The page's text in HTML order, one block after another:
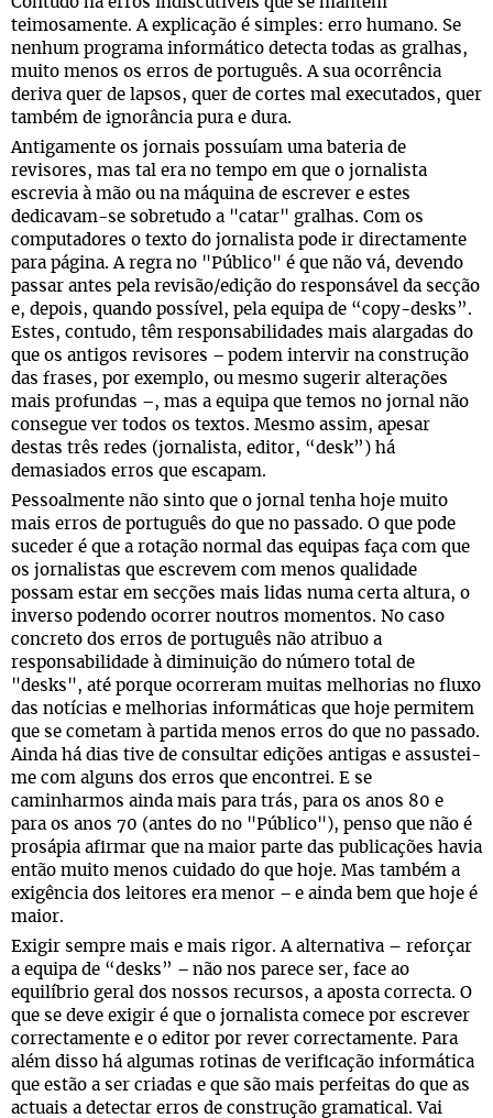
teimosamente. A explicação é simples: erro humano. Se
nenhum programa informático detecta todas as gralhas,
muito menos os erros de português. A sua ocorrência
deriva quer de lapsos, quer de cortes mal executados, quer
também de ignorância pura e dura.
Antigamente os jornais possuíam uma bateria de
revisores, mas tal era no tempo em que o jornalista
escrevia à mão ou na máquina de escrever e estes
dedicavam-se sobretudo a "catar" gralhas. Com os
computadores o texto do jornalista pode ir directamente
para página. A regra no "Público" é que não vá, devendo
passar antes pela revisão/edição do responsável da secção
e, depois, quando possível, pela equipa de “copy-desks”.
Estes, contudo, têm responsabilidades mais alargadas do
que os antigos revisores – podem intervir na construção
das frases, por exemplo, ou mesmo sugerir alterações
mais profundas –, mas a equipa que temos no jornal não
consegue ver todos os textos. Mesmo assim, apesar
destas três redes (jornalista, editor, “desk”) há
demasiados erros que escapam.
Pessoalmente não sinto que o jornal tenha hoje muito
mais erros de português do que no passado. O que pode
suceder é que a rotação normal das equipas faça com que
os jornalistas que escrevem com menos qualidade
possam estar em secções mais lidas numa certa altura, o
inverso podendo ocorrer noutros momentos. No caso
concreto dos erros de português não atribuo a
responsabilidade à diminuição do número total de
"desks", até porque ocorreram muitas melhorias no fluxo
das notícias e melhorias informáticas que hoje permitem
que se cometam à partida menos erros do que no passado.
Ainda há dias tive de consultar edições antigas e assustei-
me com alguns dos erros que encontrei. E se
caminharmos ainda mais para trás, para os anos 80 e
para os anos 70 (antes do no "Público"), penso que não é
prosápia afirmar que na maior parte das publicações havia
então muito menos cuidado do que hoje. Mas também a
exigência dos leitores era menor – e ainda bem que hoje é
maior.
Exigir sempre mais e mais rigor. A alternativa – reforçar
a equipa de “desks” – não nos parece ser, face ao
equilíbrio geral dos nossos recursos, a aposta correcta. O
que se deve exigir é que o jornalista comece por escrever
correctamente e o editor por rever correctamente. Para
além disso há algumas rotinas de verificação informática
que estão a ser criadas e que são mais perfeitas do que as
actuais a detectar erros de construção gramatical. Vai